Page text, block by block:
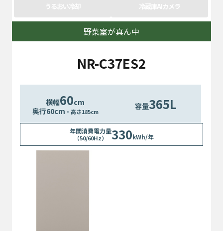
うるおい冷却 冷蔵庫AIカメラ
野菜室が真ん中
NR-C37ES2
横幅60cm
奥行60cm ・高さ185cm
容量365L
年間消費電力量
（50/60Hz） 330kWh/年